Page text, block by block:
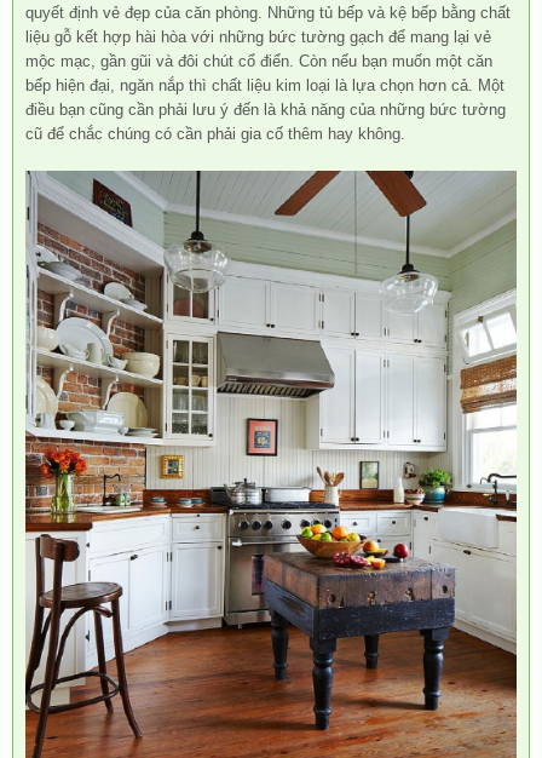
quyết định vẻ đẹp của căn phòng. Những tủ bếp và kệ bếp bằng chất
liệu gỗ kết hợp hài hòa với những bức tường gạch để mang lại vẻ
mộc mạc, gần gũi và đôi chút cổ điển. Còn nếu bạn muốn một căn
bếp hiện đại, ngăn nắp thì chất liệu kim loại là lựa chọn hơn cả. Một
điều bạn cũng cần phải lưu ý đến là khả năng của những bức tường
cũ để chắc chúng có cần phải gia cố thêm hay không.